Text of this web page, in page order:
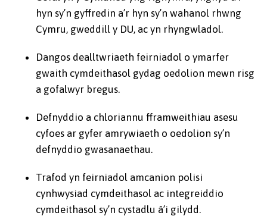
hyn sy’n gyffredin a’r hyn sy’n wahanol rhwng
Cymru, gweddill y DU, ac yn rhyngwladol.
Dangos dealltwriaeth feirniadol o ymarfer
gwaith cymdeithasol gydag oedolion mewn risg
a gofalwyr bregus.
Defnyddio a chloriannu fframweithiau asesu
cyfoes ar gyfer amrywiaeth o oedolion sy’n
defnyddio gwasanaethau.
Trafod yn feirniadol amcanion polisi
cynhwysiad cymdeithasol ac integreiddio
cymdeithasol sy’n cystadlu â’i gilydd.